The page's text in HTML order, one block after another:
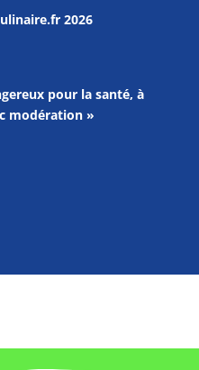
2026
pour la santé, à
modération »